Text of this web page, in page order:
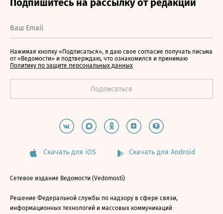
Нажимая кнопку «Подписаться», я даю свое согласие получать письма
от «Ведомости» и подтверждаю, что ознакомился и принимаю
Политику по защите персональных данных
Скачать для iOS Скачать для Android
Сетевое издание Ведомости (Vedomosti)
Решение Федеральной службы по надзору в сфере связи,
информационных технологий и массовых коммуникаций